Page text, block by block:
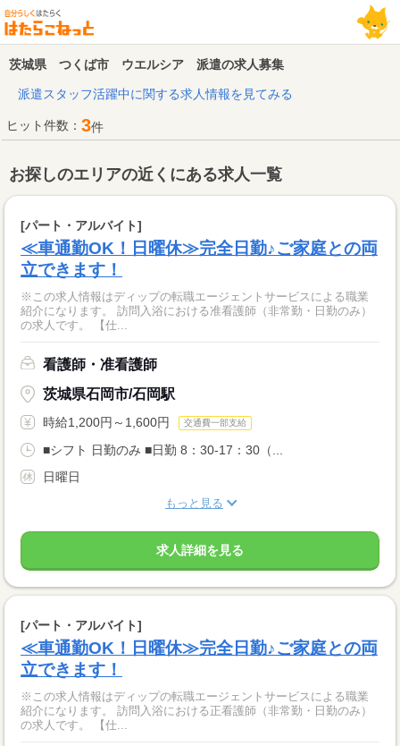
茨城県 つくば市 ウエルシア 派遣の求人募集
派遣スタッフ活躍中に関する求人情報を見てみる
ヒット件数： 3件
お探しのエリアの近くにある求人一覧
[パート・アルバイト]
≪車通勤OK！日曜休≫完全日勤♪ご家庭との両
立できます！
※この求人情報はディップの転職エージェントサービスによる職業
紹介になります。 訪問入浴における准看護師（非常勤・日勤のみ）
の求人です。 【仕...
看護師・准看護師
茨城県石岡市/石岡駅
時給1,200円～1,600円 交通費一部支給
■シフト 日勤のみ ■日勤 8：30-17：30（...
日曜日
もっと見る
求人詳細を見る
[パート・アルバイト]
≪車通勤OK！日曜休≫完全日勤♪ご家庭との両
立できます！
※この求人情報はディップの転職エージェントサービスによる職業
紹介になります。 訪問入浴における正看護師（非常勤・日勤のみ）
の求人です。 【仕...